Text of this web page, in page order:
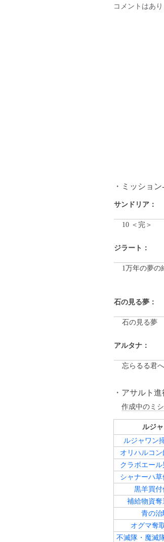
コメントはあり
ミッショ
サンドリア：
10 ＜完＞
ジラート：
1万年の夢の
石の見る夢：
石の見る夢
アルタナ：
忘らるる君
アサルト進
作成中のミシ
ルジ
ルジャワン
オリハルコ
クラボエー
シャナーハ
黒羊買付
補給物資
青の治
オグマ奪
不滅隊・魔滅